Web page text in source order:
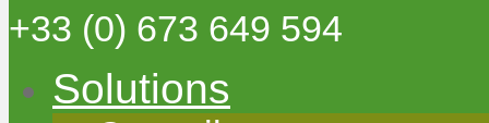
+33 (0) 673 649 594
Solutions